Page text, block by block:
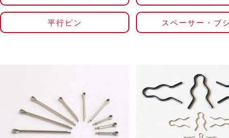
平行ピン スペーサー・ブ